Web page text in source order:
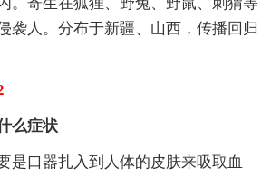
袭人。分布于新疆、山西，传播回归
么症状
是口器扎入到人体的皮肤来吸取血